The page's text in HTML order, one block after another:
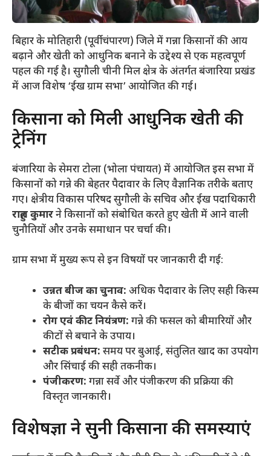
बिहार के मोतिहारी (पूर्वी चंपारण) जिले में गन्ना किसानों की आय
बढ़ाने और खेती को आधुनिक बनाने के उद्देश्य से एक महत्वपूर्ण
पहल की गई है। सुगौली चीनी मिल क्षेत्र के अंतर्गत बंजारिया प्रखंड
में आज विशेष ‘ईख ग्राम सभा’ आयोजित की गई।
​किसानों को मिली आधुनिक खेती की
ट्रेनिंग
​बंजारिया के सेमरा टोला (भोला पंचायत) में आयोजित इस सभा में
किसानों को गन्ने की बेहतर पैदावार के लिए वैज्ञानिक तरीके बताए
गए। क्षेत्रीय विकास परिषद सुगौली के सचिव और ईख पदाधिकारी
राहुल कुमारने किसानों को संबोधित करते हुए खेती में आने वाली
चुनौतियों और उनके समाधान पर चर्चा की।
​ग्राम सभा में मुख्य रूप से इन विषयों पर जानकारी दी गई:
उन्नत बीज का चुनाव: अधिक पैदावार के लिए सही किस्म
के बीजों का चयन कैसे करें।
रोग एवं कीट नियंत्रण: गन्ने की फसल को बीमारियों और
कीटों से बचाने के उपाय।
सटीक प्रबंधन: समय पर बुआई, संतुलित खाद का उपयोग
और सिंचाई की सही तकनीक।
पंजीकरण: गन्ना सर्वे और पंजीकरण की प्रक्रिया की
विस्तृत जानकारी।
​विशेषज्ञों ने सुनी किसानों की समस्याएं